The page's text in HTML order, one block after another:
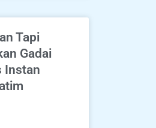
Tapi
Gadai
Instan